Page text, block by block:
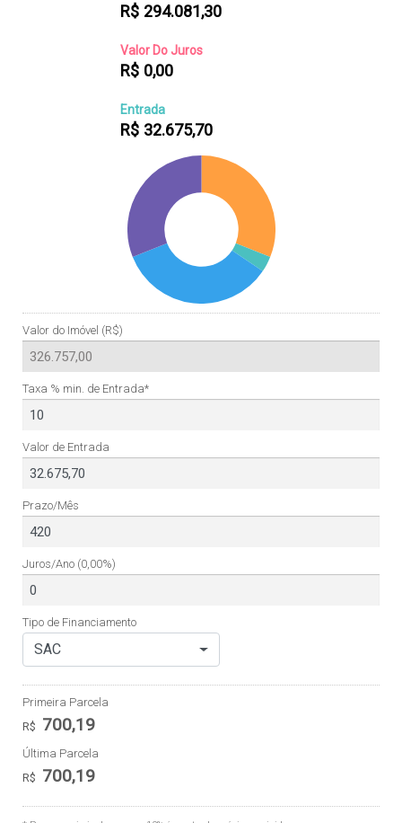
R$ 294.081,30
Valor Do Juros
R$ 0,00
Entrada
R$ 32.675,70
Valor do Imóvel (R$)
Taxa % min. de Entrada*
Valor de Entrada
Prazo/Mês
Juros/Ano (0,00%)
Tipo de Financiamento
SAC
Primeira Parcela
R$ 700,19
Última Parcela
R$ 700,19